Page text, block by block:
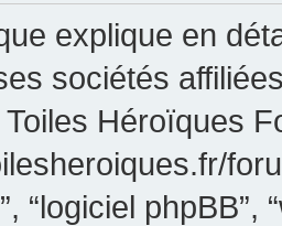
explique en
sociétés
Toiles Héroïques
“logiciel